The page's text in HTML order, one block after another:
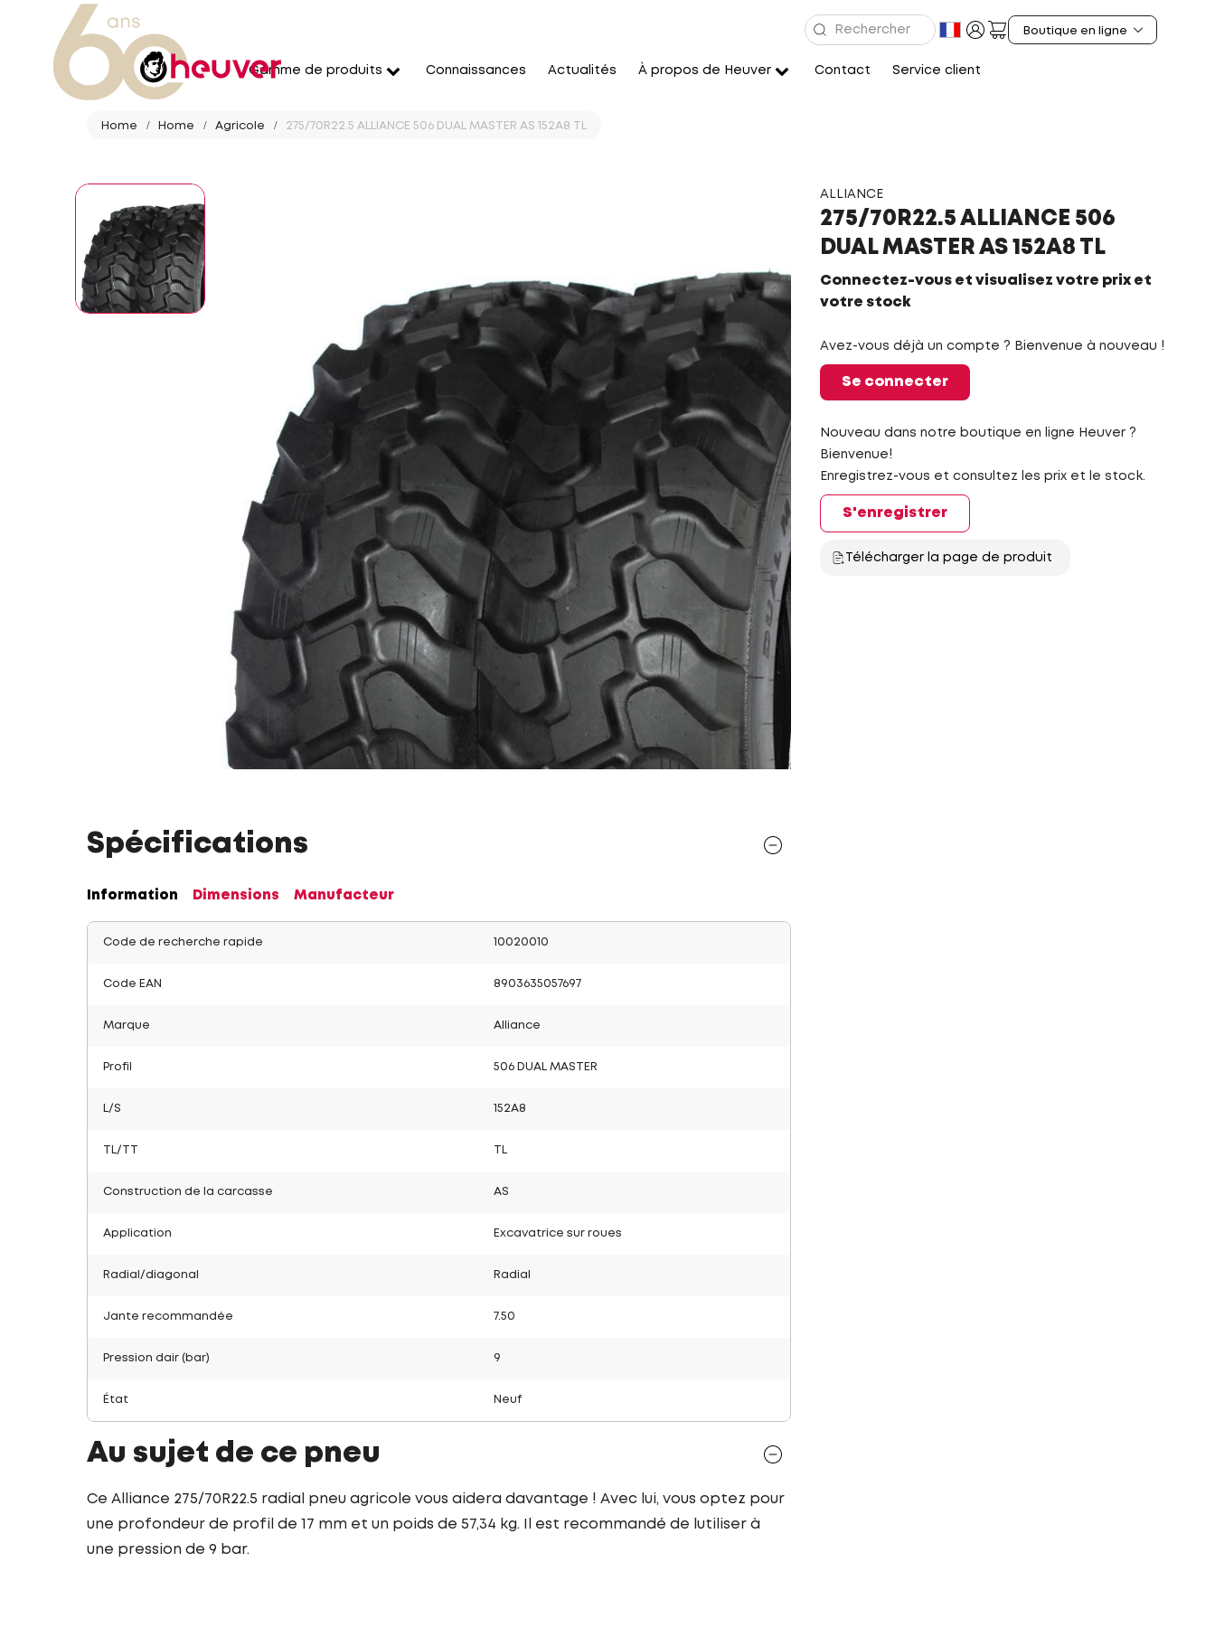
Gamme de produits Connaissances Actualités À propos de Heuver Contact Service client
Home Home Agricole 275/70R22.5 ALLIANCE 506 DUAL MASTER AS 152A8 TL
ALLIANCE
275/70R22.5 ALLIANCE 506
DUAL MASTER AS 152A8 TL
Connectez-vous et visualisez votre prix et
votre stock
Avez-vous déjà un compte ? Bienvenue à nouveau !
Se connecter
Nouveau dans notre boutique en ligne Heuver ?
Bienvenue!
Enregistrez-vous et consultez les prix et le stock.
S'enregistrer
Télécharger la page de produit
Spécifications
Information Dimensions Manufacteur
Code de recherche rapide 10020010
Code EAN 8903635057697
Marque Alliance
Profil 506 DUAL MASTER
L/S 152A8
TL/TT
Construction de la carcasse AS
Application Excavatrice sur roues
Radial/diagonal Radial
Jante recommandée 7.50
Pression dair (bar) 9
État Neuf
Au sujet de ce pneu
Ce Alliance 275/70R22.5 radial pneu agricole vous aidera davantage ! Avec lui, vous optez pour
une profondeur de profil de 17 mm et un poids de 57,34 kg. Il est recommandé de lutiliser à
une pression de 9 bar.